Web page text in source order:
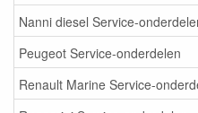
Nanni diesel Service-
Peugeot Service-onderdelen
Renault Marine Service-